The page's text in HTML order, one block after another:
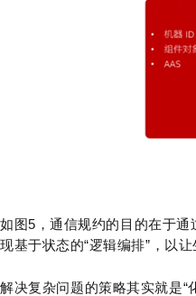
如图5，通信规约的目的在于
现基于状态的“逻辑编排”，以
解决复杂问题的策略其实就是“